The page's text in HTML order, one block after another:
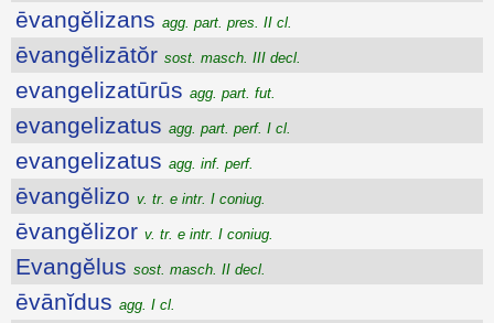
ēvangĕlizans agg. part. pres. II cl.
ēvangĕlizātŏr sost. masch. III decl.
evangelizatūrūs agg. part. fut.
evangelizatus agg. part. perf. I cl.
evangelizatus agg. inf. perf.
ēvangĕlizo v. tr. e intr. I coniug.
ēvangĕlizor v. tr. e intr. I coniug.
Evangĕlus sost. masch. II decl.
ēvānĭdus agg. I cl.